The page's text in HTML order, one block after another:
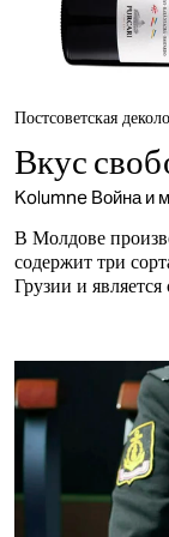
Постсоветская
Вкус
Kolumne Война и
В Молдове
содержит три
Грузии и